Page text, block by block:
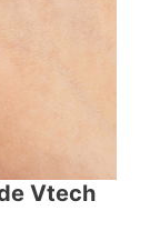
Vtech